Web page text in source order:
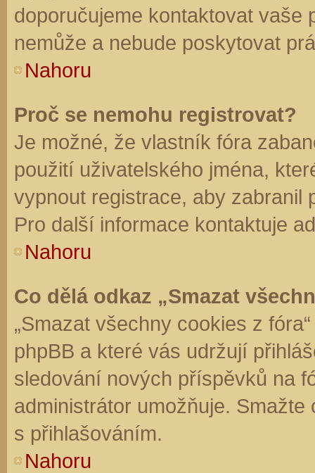
doporučujeme kontaktovat vaše
nemůže a nebude poskytovat
Nahoru
Proč se nemohu registrovat?
Je možné, že vlastník fóra
použití uživatelského jména,
vypnout registrace, aby zabranil
Pro další informace kontaktuje
Nahoru
Co dělá odkaz „Smazat
„Smazat všechny cookies z
phpBB a které vás udržují
sledování nových příspěvků na
administrátor umožňuje.
s přihlašováním.
Nahoru